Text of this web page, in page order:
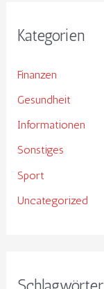
Kategorien
Finanzen
Gesundheit
Informationen
Sonstiges
Sport
Uncategorized